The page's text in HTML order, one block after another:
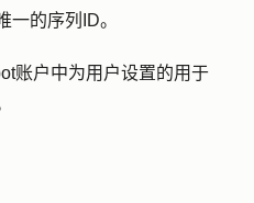
一的序列ID。
账户中为用户设置的用于